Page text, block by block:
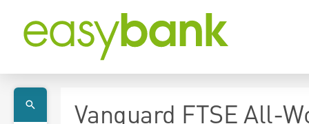
Vanguard FTSE All-